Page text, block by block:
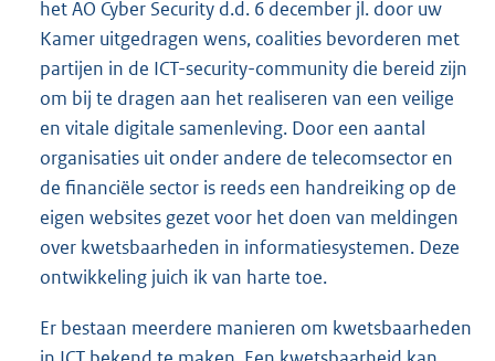
het AO Cyber Security d.d. 6 december jl. door uw
Kamer uitgedragen wens, coalities bevorderen met
partijen in de ICT-security-community die bereid zijn
om bij te dragen aan het realiseren van een veilige
en vitale digitale samenleving. Door een aantal
organisaties uit onder andere de telecomsector en
de financiële sector is reeds een handreiking op de
eigen websites gezet voor het doen van meldingen
over kwetsbaarheden in informatiesystemen. Deze
ontwikkeling juich ik van harte toe.
Er bestaan meerdere manieren om kwetsbaarheden